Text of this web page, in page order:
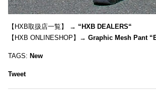
【HXB取扱店一覧】 → “HXB DEALERS“
【HXB ONLINESHOP】→ Graphic Mesh Pant
TAGS: New
Tweet